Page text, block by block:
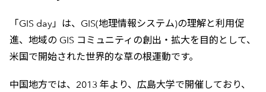
「GIS day」は、GIS(地理情報システム)の理解と利用促
進、地域の GIS コミュニティの創出・拡大を目的として、
米国で開始された世界的な草の根運動です。
中国地方では、2013 年より、広島大学で開催しており、